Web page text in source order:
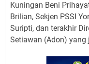
Kuningan Beni
Brilian, Sekjen PSSI
Suripti, dan terakhir
Setiawan (Adon) yang